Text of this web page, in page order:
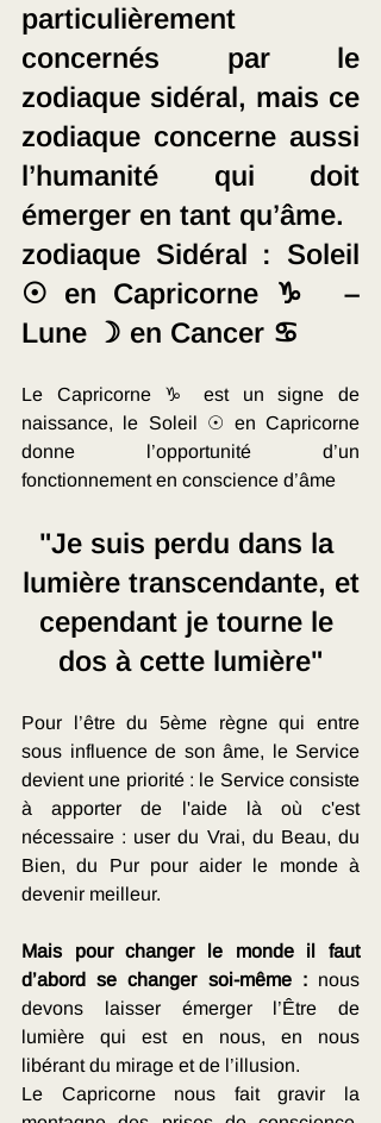
particulièrement
concernés par le
zodiaque sidéral, mais ce
zodiaque concerne aussi
l’humanité qui doit
émerger en tant qu’âme.
zodiaque Sidéral : Soleil
☉ en Capricorne ♑  –
Lune ☽ en Cancer ♋
Le Capricorne ♑ est un signe de
naissance, le Soleil ☉ en Capricorne
donne l’opportunité d’un
fonctionnement en conscience d’âme
"Je suis perdu dans la
lumière transcendante, et
cependant je tourne le
dos à cette lumière"
Pour l’être du 5ème règne qui entre
sous influence de son âme, le Service
devient une priorité : le Service consiste
à apporter de l'aide là où c'est
nécessaire : user du Vrai, du Beau, du
Bien, du Pur pour aider le monde à
devenir meilleur.
Mais pour changer le monde il faut
d’abord se changer soi-même : nous
devons laisser émerger l’Être de
lumière qui est en nous, en nous
libérant du mirage et de l’illusion.
Le Capricorne nous fait gravir la